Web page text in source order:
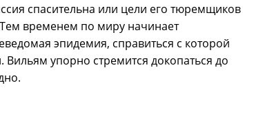
спасительна или цели его тюремщиков
Тем временем по миру начинает
эпидемия, справиться с которой
упорно стремится докопаться до